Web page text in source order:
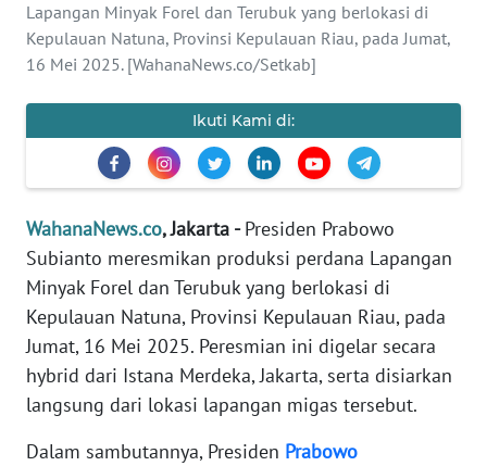
Lapangan Minyak Forel dan Terubuk yang berlokasi di
Kepulauan Natuna, Provinsi Kepulauan Riau, pada Jumat,
16 Mei 2025. [WahanaNews.co/Setkab]
Ikuti Kami di:
WahanaNews.co, Jakarta -Presiden Prabowo
Subianto meresmikan produksi perdana Lapangan
Minyak Forel dan Terubuk yang berlokasi di
Kepulauan Natuna, Provinsi Kepulauan Riau, pada
Jumat, 16 Mei 2025. Peresmian ini digelar secara
hybrid dari Istana Merdeka, Jakarta, serta disiarkan
langsung dari lokasi lapangan migas tersebut.
Dalam sambutannya, Presiden Prabowo
OLAHRAGA
EDITORIAL
INDEKS
BERITA
KONTAK
KAMI
INFO